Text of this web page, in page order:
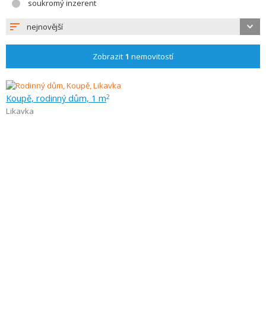
soukromý inzerent
nejnovější
Zobrazit 1 nemovitostí
Koupě, rodinný dům, 1 m2
Likavka